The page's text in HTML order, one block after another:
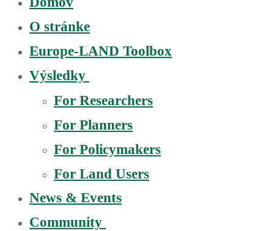
O stránke
Europe-LAND Toolbox
Výsledky
For Researchers
For Planners
For Policymakers
For Land Users
News & Events
Community